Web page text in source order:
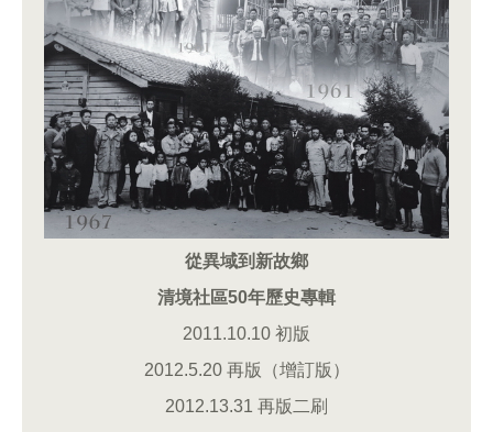
從異域到新故鄉
清境社區50年歷史專輯
2011.10.10 初版
2012.5.20 再版（增訂版）
2012.13.31 再版二刷